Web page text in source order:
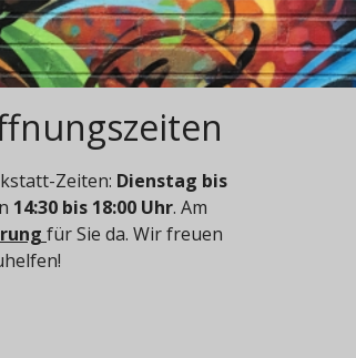
Zeiten: Dienstag bis
14:30 bis 18:00 Uhr. Am
für Sie da. Wir freuen